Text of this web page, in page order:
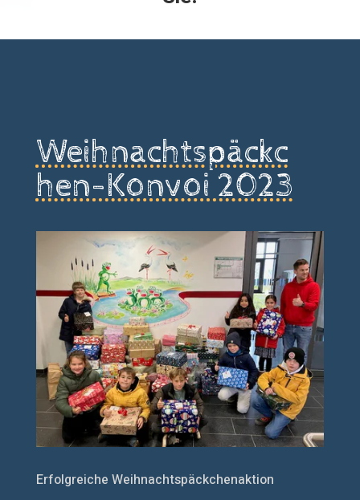
Weihnachtspäckc
hen-Konvoi 2023
Erfolgreiche Weihnachtspäckchenaktion